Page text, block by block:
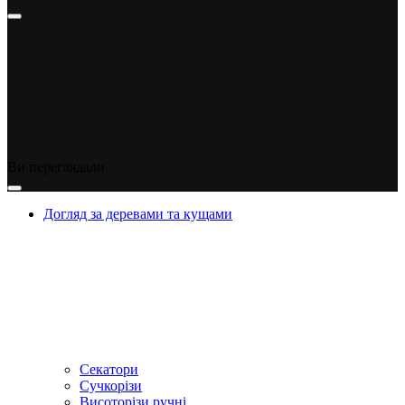
Догляд за деревами та кущами
Секатори
Сучкорізи
Висоторізи ручні